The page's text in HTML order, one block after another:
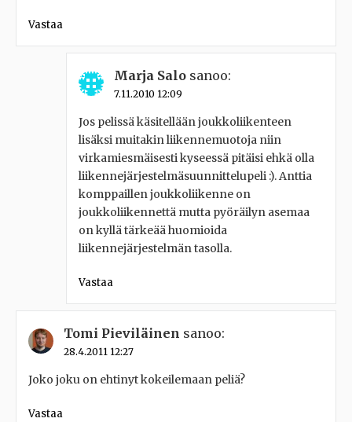
Vastaa
Marja Salo sanoo:
7.11.2010 12:09
Jos pelissä käsitellään joukkoliikenteen
lisäksi muitakin liikennemuotoja niin
virkamiesmäisesti kyseessä pitäisi ehkä olla
liikennejärjestelmäsuunnittelupeli :). Anttia
komppaillen joukkoliikenne on
joukkoliikennettä mutta pyöräilyn asemaa
on kyllä tärkeää huomioida
liikennejärjestelmän tasolla.
Vastaa
Tomi Pieviläinen sanoo:
28.4.2011 12:27
Joko joku on ehtinyt kokeilemaan peliä?
Vastaa